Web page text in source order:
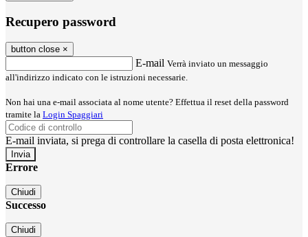
Recupero password
button close ×
E-mail Verrà inviato un messaggio
all'indirizzo indicato con le istruzioni necessarie.
Non hai una e-mail associata al nome utente? Effettua il reset della password
tramite la Login Spaggiari
E-mail inviata, si prega di controllare la casella di posta elettronica!
Errore
Chiudi
Successo
Chiudi